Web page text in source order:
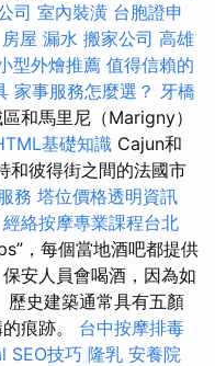
司 室內裝潢 台胞證申
房屋 漏水 搬家公司 高雄
型外燴推薦 值得信賴的
家事服務怎麼選？ 牙橋
和馬里尼（Marigny）
基礎知識 Cajun和
和彼得街之間的法國市
務 塔位價格透明資訊
經絡按摩專業課程台北
，每個當地酒吧都提供
安人員會喝酒，因為如
歷史建築通常具有五顏
痕跡。 台中按摩排毒
SEO技巧 隆乳 安養院